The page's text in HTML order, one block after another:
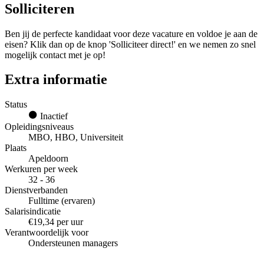
Solliciteren
Ben jij de perfecte kandidaat voor deze vacature en voldoe je aan de
eisen? Klik dan op de knop 'Solliciteer direct!' en we nemen zo snel
mogelijk contact met je op!
Extra informatie
Status
Inactief
Opleidingsniveaus
MBO, HBO, Universiteit
Plaats
Apeldoorn
Werkuren per week
32 - 36
Dienstverbanden
Fulltime (ervaren)
Salarisindicatie
€19,34 per uur
Verantwoordelijk voor
Ondersteunen managers